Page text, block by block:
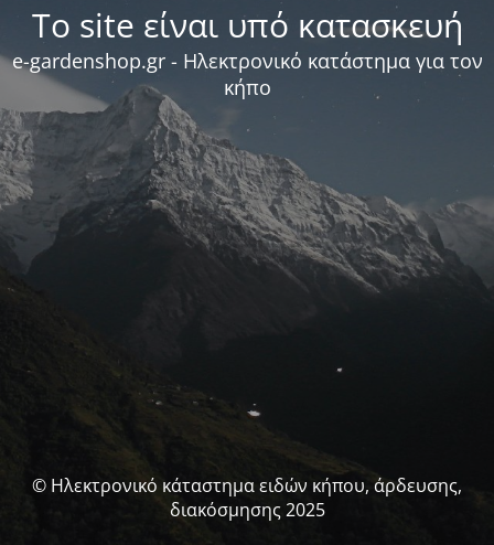
Το site είναι υπό κατασκευή
e-gardenshop.gr - Ηλεκτρονικό κατάστημα για τον
κήπο
© Ηλεκτρονικό κάταστημα ειδών κήπου, άρδευσης,
διακόσμησης 2025